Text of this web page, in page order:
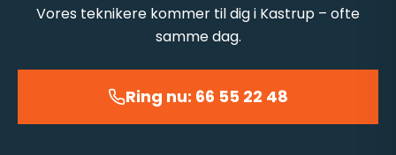
Vores teknikere kommer til dig i Kastrup – ofte
samme dag.
Ring nu: 66 55 22 48